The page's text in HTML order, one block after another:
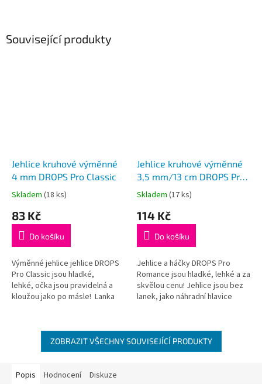
Související produkty
Jehlice kruhové výměnné
4 mm DROPS Pro Classic
Průměrné
produktu
5,0
5
hvězdiček.
Skladem (18 ks)
83 Kč
Do košíku
Výměnné jehlice jehlice DROPS
Pro Classic jsou hladké,
lehké, očka jsou pravidelná a
kloužou jako po másle! Lanka
Jehlice kruhové výměnné
3,5 mm/13 cm DROPS Pro
Romance (Birch)
Průměrné
produktu
5,0
5
hvězdiček.
Skladem (17 ks)
114 Kč
Do košíku
Jehlice a háčky DROPS Pro
Romance jsou hladké, lehké a za
skvělou cenu! Jehlice jsou bez
lanek, jako náhradní hlavice
lankům DROPS
ZOBRAZIT VŠECHNY SOUVISEJÍCÍ PRODUKTY
Popis Hodnocení Diskuze